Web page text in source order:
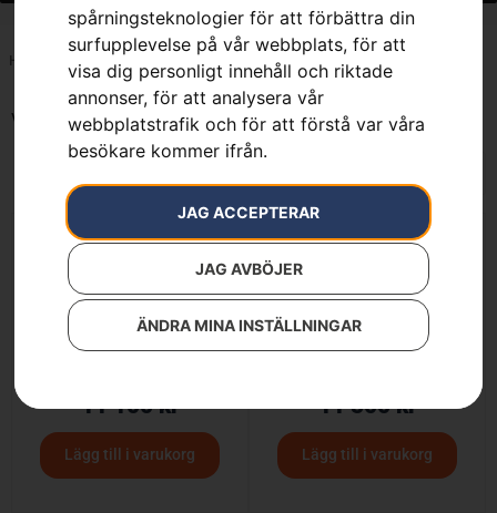
spårningsteknologier för att förbättra din
surfupplevelse på vår webbplats, för att
visa dig personligt innehåll och riktade
annonser, för att analysera vår
webbplatstrafik och för att förstå var våra
besökare kommer ifrån.
JAG ACCEPTERAR
JAG AVBÖJER
ÄNDRA MINA INSTÄLLNINGAR
Hem Sida 9
Visar 97–104 av 104 resultat
11 100kr
Lägg till i varukorg
11 500kr
Lägg till i varukorg